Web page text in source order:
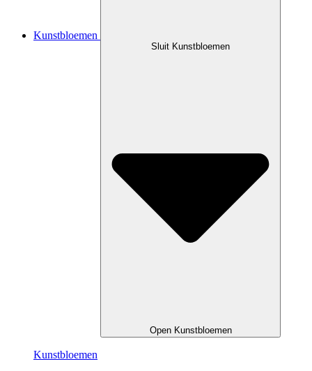
Kunstbloemen
Sluit Kunstbloemen
Open Kunstbloemen
Kunstbloemen